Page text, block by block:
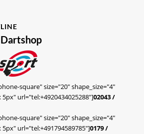
square" size="20" shape_size="4"
url="tel:+4920434025288"]02043 /
square" size="20" shape_size="4"
url="tel:+491794589785"]0179 /